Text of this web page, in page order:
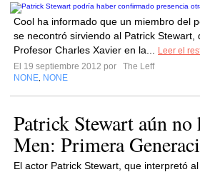
Cool ha informado que un miembro del
se necontró sirviendo al Patrick Stewart,
Profesor Charles Xavier en la...
Leer el
El 19 septiembre 2012 por
The Leff
NONE NONE
Patrick Stewart aún
Men: Primera
El actor Patrick Stewart, que interpretó